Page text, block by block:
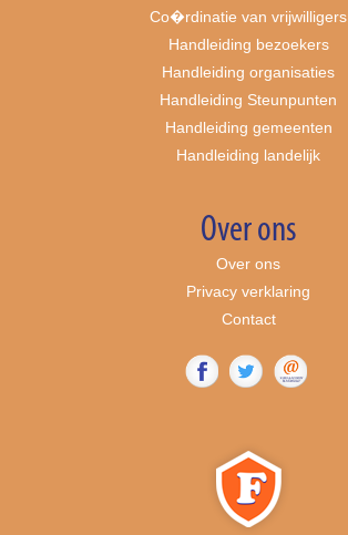
Co�rdinatie van vrijwilligers
Handleiding bezoekers
Handleiding organisaties
Handleiding Steunpunten
Handleiding gemeenten
Handleiding landelijk
Over ons
Over ons
Privacy verklaring
Contact